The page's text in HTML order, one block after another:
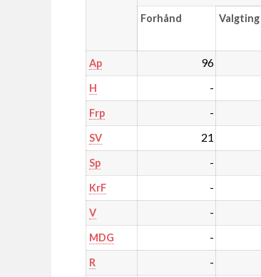
Forhånd Valgting
Ap 96
H -
Frp -
SV 21
Sp -
KrF -
V -
MDG -
R -